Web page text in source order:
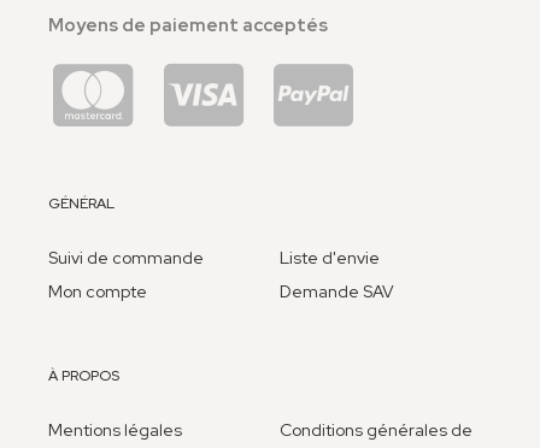
Moyens de paiement acceptés
GÉNÉRAL
Suivi de commande
Mon compte
Liste d'envie
Demande SAV
À PROPOS
Mentions légales Conditions générales de